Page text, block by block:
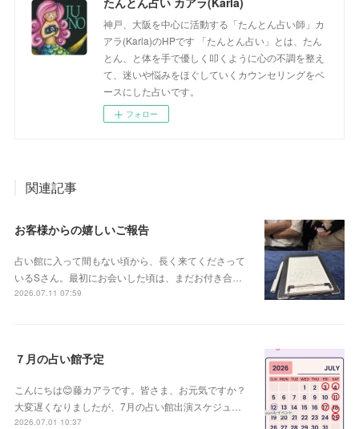
神戸、大阪を中心に活動する「たんとん占い師」カ
アラ(Karla)のHPです 「たんとん占い」とは、たん
とん、と体を手で優しく叩くように心の不調を整え
て、迷いや悩みをほぐしていくカウンセリングをベ
ースにした占いです。
フォロー
関連記事
お客様からの嬉しいご報告
占い館に入って間もない頃から、長く来てくださって
いるSさん。最初にお会いした頃は、まだお付き合…
2026.07.11 07:59
７月の占い館予定
こんにちは😊藤カアラです。皆さま、お元気ですか？
大変遅くなりましたが、7月の占い館出演スケジュ…
2026.07.01 10:37